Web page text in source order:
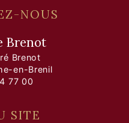
NOUS
Brenot
Brenot
en-Brenil
77 00
SITE